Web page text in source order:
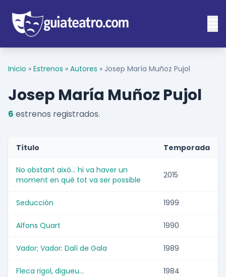
Inicio » Estrenos » Autores » Josep María Muñoz Pujol
Josep María Muñoz Pujol
6 estrenos registrados.
Título Temporada
No obstant això... hi va haver un
moment en què tot va ser possible
2015
Seducción 1999
Alfons Quart 1990
Vador; Vador: Dalí de Gala 1989
Fleca rigol, digueu... 1984